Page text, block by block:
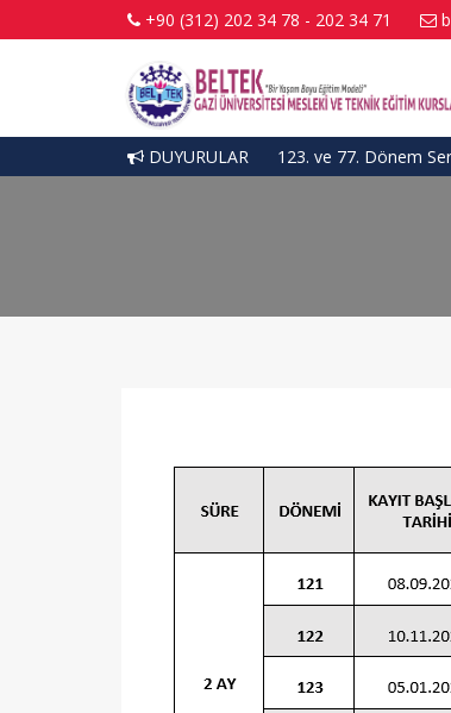
+90 (312) 202 34 78 - 202 34 71
DUYURULAR 123. ve 77. Dönem